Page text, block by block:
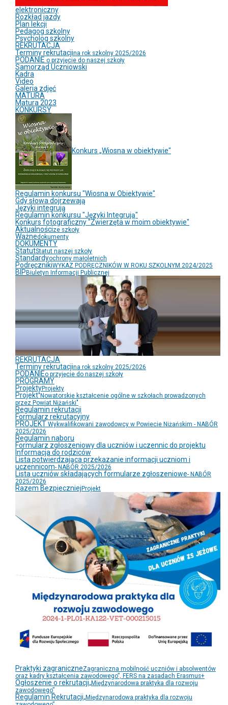
elektroniczny
Rozkład jazdy
Plan lekcji
Pedagog szkolny
Psycholog szkolny
REKRUTACJA
Terminy rekrutacjina rok szkolny 2025/2026
PODANIE o przyjęcie do naszej szkoły
Samorząd Uczniowski
Kadra
Video
Galeria zdjęć
MATURA
Matura 2023
KONKURSY
Konkurs „Wiosna w obiektywie"
Regulamin konkursu "Wiosna w Obiektywie"
Gdy słowa dojrzewają
Języki integrują
Regulamin konkursu "Języki Integrują"
Konkurs fotograficzny "Zwierzęta w moim obiektywie"
Aktualnościze szkoły
Ważnedokumenty
DOKUMENTY
StatutStatut naszej szkoły
Standardyochrony małoletnich
PodręcznikiWYKAZ PODRĘCZNIKÓW W ROKU SZKOLNYM 2024/2025
BIPBiuletyn Informacji Publicznej
REKRUTACJA
Terminy rekrutacjina rok szkolny 2025/2026
PODANIEo przyjęcie do naszej szkoły
PROGRAMY
ProjektyProjekty
Projekt"Nowatorskie kształcenie ogólne w szkołach prowadzonych
przez Powiat Niżański"
Regulamin rekrutacji
Formularz rekrutacyjny
PROJEKT Wykwalifikowani zawodowcy w Powiecie Niżańskim - NABÓR
2025/2026
Regulamin naboru
Formularz zgłoszeniowy dla uczniów i uczennic do projektu
Informacja do rodziców
Lista potwierdzająca przekazanie informacji uczniom i
uczennicom- NABÓR 2025/2026
Lista uczniów składających formularze zgłoszeniowe- NABÓR
2025/2026
Razem Bezpieczniej Projekt
Praktyki zagraniczneZagraniczna mobilność uczniów i absolwentów
oraz kadry kształcenia zawodowego”, FERS na zasadach Erasmus+
Ogłoszenie o rekrutacji„Międzynarodowa praktyka dla rozwoju
zawodowego”
Regulamin Rekrutacji„Międzynarodowa praktyka dla rozwoju